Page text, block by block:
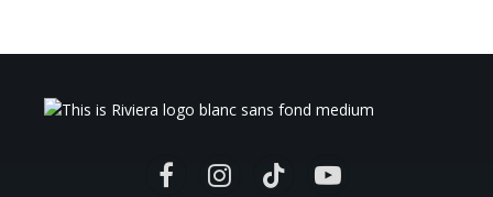
FacebookInstagramTikTok YouTube